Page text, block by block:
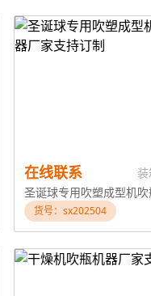
在线联系
货号：sx202504